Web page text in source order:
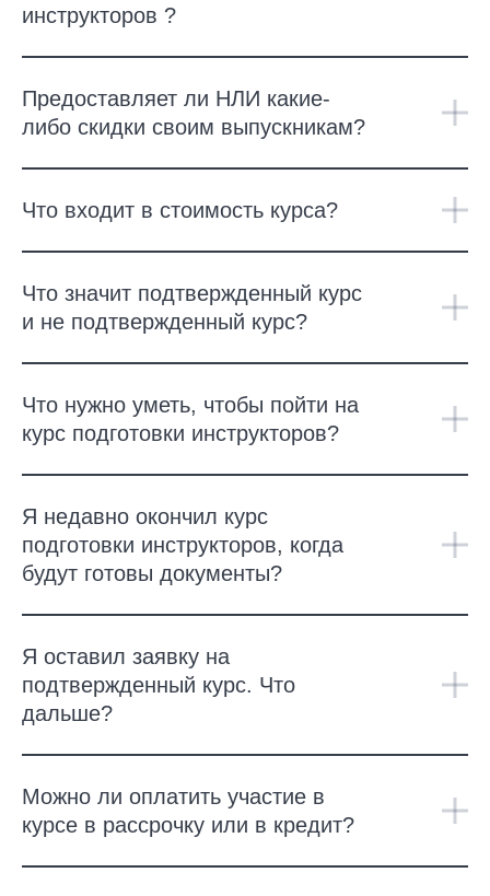
инструкторов ?
Предоставляет ли НЛИ какие-
либо скидки своим выпускникам?
Что входит в стоимость курса?
Что значит подтвержденный курс
и не подтвержденный курс?
Что нужно уметь, чтобы пойти на
курс подготовки инструкторов?
Я недавно окончил курс
подготовки инструкторов, когда
будут готовы документы?
Я оставил заявку на
подтвержденный курс. Что
дальше?
Можно ли оплатить участие в
курсе в рассрочку или в кредит?